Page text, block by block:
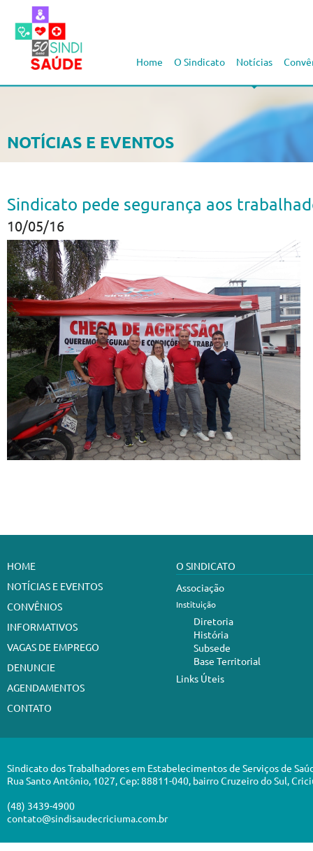
Notícias
O Sindicato
Home
NOTÍCIAS E EVENTOS
Sindicato pede segurança aos
10/05/16
HOME
NOTÍCIAS E EVENTOS
CONVÊNIOS
INFORMATIVOS
VAGAS DE EMPREGO
DENUNCIE
AGENDAMENTOS
CONTATO
O SINDICATO
Associação
Instituição
Diretoria
História
Subsede
Base Territorial
Links Úteis
Sindicato dos Trabalhadores em Estabelecimentos de Serviços de
Rua Santo Antônio, 1027, Cep: 88811-040, bairro Cruzeiro do Sul,
(48) 3439-4900
contato@sindisaudecriciuma.com.br